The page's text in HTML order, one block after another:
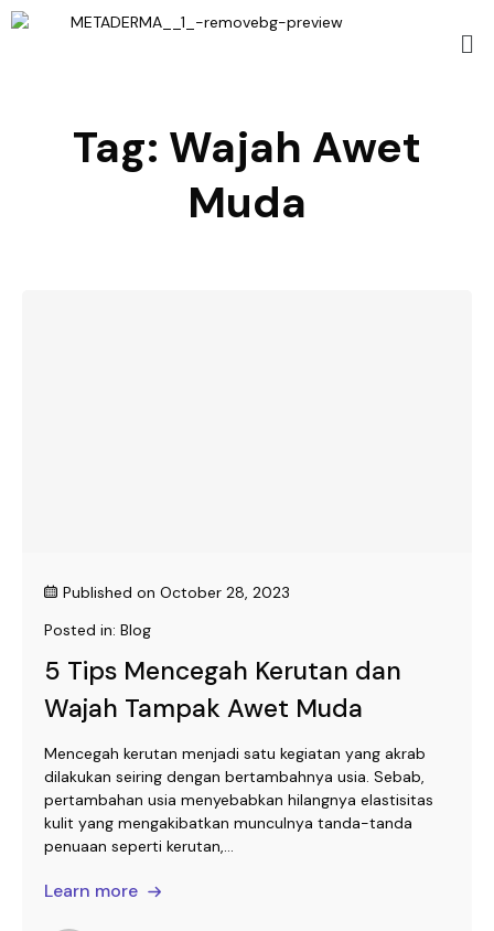
Tag: Wajah Awet
Muda
Published on October 28, 2023
Posted in: Blog
5 Tips Mencegah Kerutan dan
Wajah Tampak Awet Muda
Mencegah kerutan menjadi satu kegiatan yang akrab
dilakukan seiring dengan bertambahnya usia. Sebab,
pertambahan usia menyebabkan hilangnya elastisitas
kulit yang mengakibatkan munculnya tanda-tanda
penuaan seperti kerutan,...
Learn more